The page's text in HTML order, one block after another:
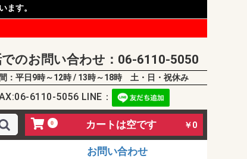
ます。
のお問い合わせ：06-6110-5050
：平日9時～12時 / 13時～18時 土・日・祝休み
6110-5056 LINE：
0 カートは空です ￥0
お問い合わせ